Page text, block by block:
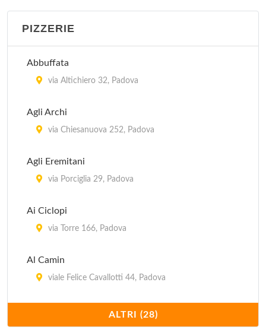
Antica Trattoria dei Paccagnella
Cantina del Gufo
Da Linda
Dai Grandi
PIZZERIE
Abbuffata
via Altichiero 32, Padova
Agli Archi
via Chiesanuova 252, Padova
Agli Eremitani
via Porciglia 29, Padova
Ai Ciclopi
via Torre 166, Padova
Al Camin
viale Felice Cavallotti 44, Padova
piazza Francesco Petrarca 8, Padova
ALTRI (28)